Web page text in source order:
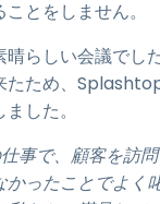
とをしません。
晴らしい会議でし
たため、
した。
事で、顧客を訪
かったことでよく